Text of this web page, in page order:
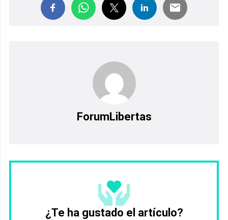
ForumLibertas
¿Te ha gustado el artículo?